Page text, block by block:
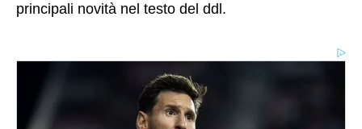
principali novità nel testo del ddl.